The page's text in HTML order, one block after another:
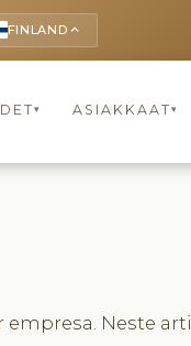
FINLAND keyboard_arrow_up
▾ ASIAKKAAT▾
Neste